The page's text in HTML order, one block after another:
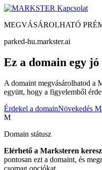
Kapcsolat
MEGVÁSÁROLHATÓ
parked-hu.markster.ai
Ez a domain egy
A domaint megvásárolhatod a
együtt, hogy a figyelemből
Érdekel a domainNövekedés
M
Domain státusz
Elérhető a Marksteren
pontosan ezt a domaint, és
csomag opciókat.